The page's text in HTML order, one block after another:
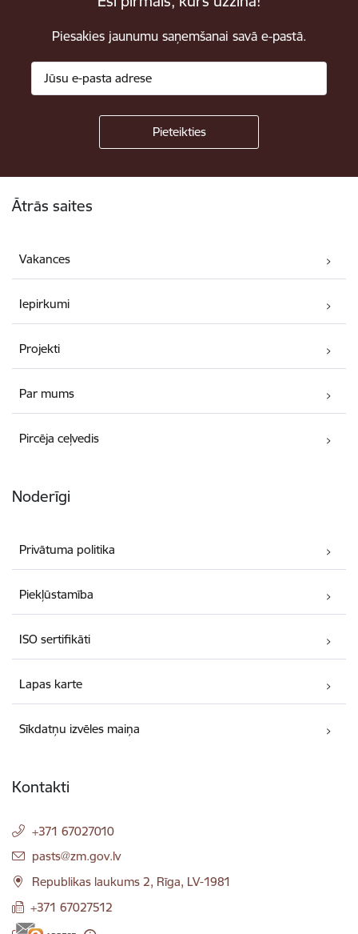
Piesakies jaunumu saņemšanai savā e-pastā.
Ātrās saites
Vakances
Iepirkumi
Projekti
Par mums
Pircēja ceļvedis
Noderīgi
Privātuma politika
Piekļūstamība
ISO sertifikāti
Lapas karte
Sīkdatņu izvēles maiņa
Kontakti
+371 67027010
E-pasts:
pasts@zm.gov.lv
Republikas laukums 2, Rīga, LV-1981
+371 67027512